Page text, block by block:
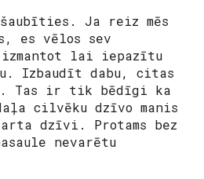
Ja reiz mēs
es vēlos sev
lai iepazītu
Izbaudīt dabu, citas
Tas ir tik bēdīgi ka
cilvēku dzīvo manis
dzīvi. Protams bez
nevarētu